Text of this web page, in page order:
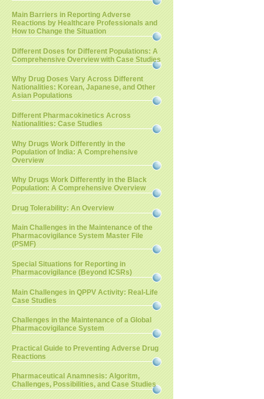
Main Barriers in Reporting Adverse
Reactions by Healthcare Professionals and
How to Change the Situation
Different Doses for Different Populations: A
Comprehensive Overview with Case Studies
Why Drug Doses Vary Across Different
Nationalities: Korean, Japanese, and Other
Asian Populations
Different Pharmacokinetics Across
Nationalities: Case Studies
Why Drugs Work Differently in the
Population of India: A Comprehensive
Overview
Why Drugs Work Differently in the Black
Population: A Comprehensive Overview
Drug Tolerability: An Overview
Main Challenges in the Maintenance of the
Pharmacovigilance System Master File
(PSMF)
Special Situations for Reporting in
Pharmacovigilance (Beyond ICSRs)
Main Challenges in QPPV Activity: Real-Life
Case Studies
Challenges in the Maintenance of a Global
Pharmacovigilance System
Practical Guide to Preventing Adverse Drug
Reactions
Pharmaceutical Anamnesis: Algoritm,
Challenges, Possibilities, and Case Studies